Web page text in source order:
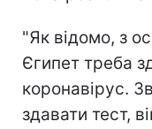
"Як відомо, з
Єгипет треба
коронавірус.
здавати тест,